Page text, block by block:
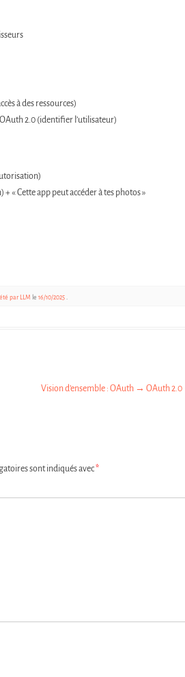
à des ressources)
2.0 (identifier l’utilisateur)
« Cette app peut accéder à tes photos »
par LLM le 16/10/2025 .
Vision d’ensemble : OAuth → OAuth
sont indiqués avec*